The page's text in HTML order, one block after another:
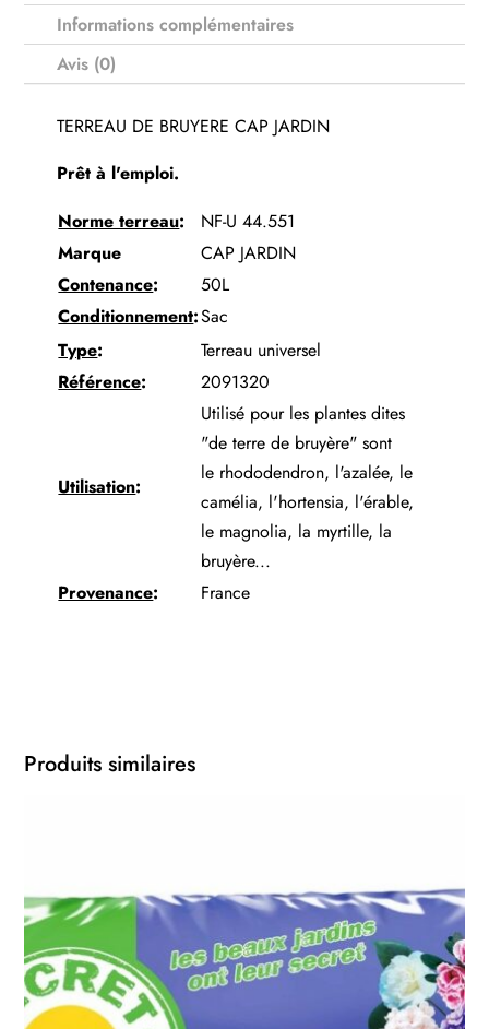
Informations complémentaires
Avis (0)
TERREAU DE BRUYERE CAP JARDIN
Prêt à l'emploi.
Norme terreau:
NF-U 44.551
Marque
CAP JARDIN
Contenance:
50L
Conditionnement:Sac
Type:
Terreau universel
Référence: 2091320
Utilisation:
Utilisé pour les plantes dites
"de terre de bruyère" sont
le rhododendron, l'azalée, le
camélia, l'hortensia, l'érable,
le magnolia, la myrtille, la
bruyère...
Provenance: France
Produits similaires